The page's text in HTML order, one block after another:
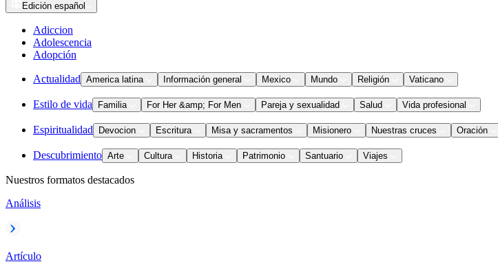
Edición español
Adiccion
Adolescencia
Adopción
Actualidad America latina Información general Mexico Mundo Religión Vaticano
Estilo de vida Familia For Her &amp; For Men Pareja y sexualidad Salud Vida profesional
Espiritualidad Devocion Escritura Misa y sacramentos Misionero Nuestras cruces Oración
Descubrimiento Arte Cultura Historia Patrimonio Santuario Viajes
Nuestros formatos destacados
Análisis
Artículo